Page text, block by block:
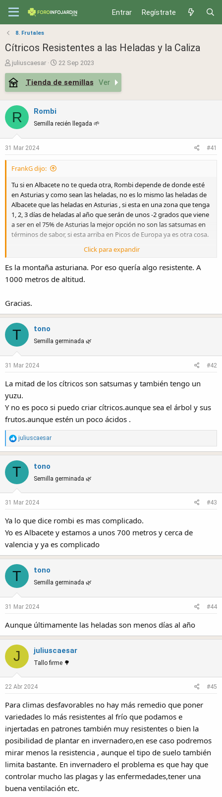
Entrar Regístrate
8. Frutales
Cítricos Resistentes a las Heladas y la Caliza
T
h
r
e
d
s
e
r
juliuscaesar
S
t
a
r
a
22 Sep 2023
Tienda de semillas Ver
R Rombi
Semilla recién llegada 🌱
31 Mar 2024 #41
FrankG dijo:
Tu si en Albacete no te queda otra, Rombi depende de donde esté
en Asturias y como sean las heladas, no es lo mismo las heladas de
Albacete que las heladas en Asturias , si esta en una zona que tenga
1, 2, 3 días de heladas al año que serán de unos -2 grados que viene
a ser en el 75% de Asturias la mejor opción no son las satsumas en
términos de sabor, si esta arriba en Picos de Europa ya es otra cosa.
Click para expandir
Es la montaña asturiana. Por eso quería algo resistente. A
1000 metros de altitud.
Gracias.
T tono
Semilla germinada 🌿
31 Mar 2024 #42
La mitad de los cítricos son satsumas y también tengo un
yuzu.
Y no es poco si puedo criar cítricos.aunque sea el árbol y sus
frutos.aunque estén un poco ácidos .
R
e
c
i
o
n
:
juliuscaesar
T tono
Semilla germinada 🌿
31 Mar 2024 #43
Ya lo que dice rombi es mas complicado.
Yo es Albacete y estamos a unos 700 metros y cerca de
valencia y ya es complicado
T tono
Semilla germinada 🌿
31 Mar 2024 #44
Aunque últimamente las heladas son menos días al año
J juliuscaesar
Tallo firme 🌳
22 Abr 2024 #45
Para climas desfavorables no hay más remedio que poner
variedades lo más resistentes al frío que podamos e
injertadas en patrones también muy resistentes o bien la
posibilidad de plantar en invernadero,en ese caso podremos
mirar menos la resistencia , aunque el tipo de suelo también
limita bastante. En invernadero el problema es que hay que
controlar mucho las plagas y las enfermedades,tener una
buena ventilación etc.